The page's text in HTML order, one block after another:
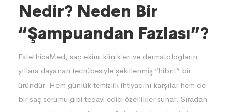
Nedir? Neden Bir
“Şampuandan Fazlası”?
EstethicaMed, saç ekimi klinikleri ve dermatologların
yıllara dayanan tecrübesiyle şekillenmiş “hibrit” bir
üründür. Hem günlük temizlik ihtiyacını karşılar hem de
bir saç serumu gibi tedavi edici özellikler sunar. Sıradan